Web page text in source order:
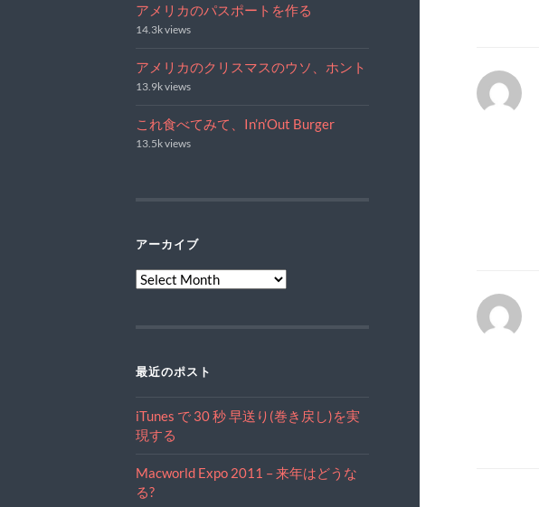
アメリカのパスポートを作る
14.3k views
アメリカのクリスマスのウソ、ホント
13.9k views
これ食べてみて、In’n’Out Burger
13.5k views
アーカイブ
ア
ー
最近のポスト
iTunes で 30 秒 早送り(巻き戻し)を実
現する
Macworld Expo 2011 – 来年はどうな
る?